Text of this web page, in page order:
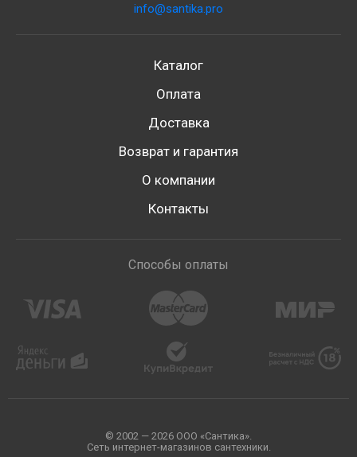
info@santika.pro
Каталог
Оплата
Доставка
Возврат и гарантия
О компании
Контакты
Способы оплаты
© 2002 — 2026 ООО «Сантика».
Сеть интернет-магазинов сантехники.